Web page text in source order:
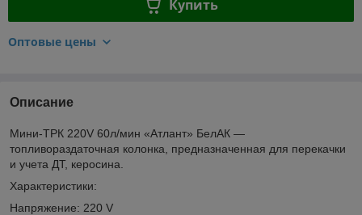
Купить
Оптовые цены
Описание
Мини-ТРК 220V 60л/мин «Атлант» БелАК —
топливораздаточная колонка, предназначенная для перекачки
и учета ДТ, керосина.
Характеристики:
Напряжение: 220 V